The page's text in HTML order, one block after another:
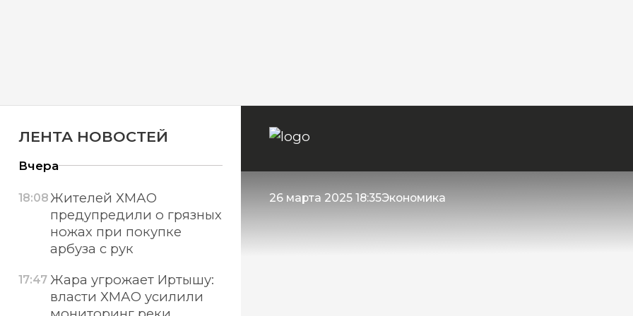
26 марта 2025 18:35Экономика
ЛЕНТА НОВОСТЕЙ
Вчера
18:08Жителей ХМАО
предупредили о грязных
ножах при покупке
арбуза с рук
17:47 Жара угрожает Иртышу:
власти ХМАО усилили